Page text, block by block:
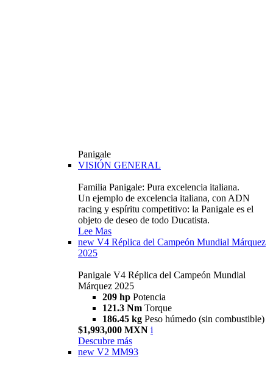
Panigale
VISIÓN GENERAL
Familia Panigale: Pura excelencia italiana.
Un ejemplo de excelencia italiana, con ADN
racing y espíritu competitivo: la Panigale es el
objeto de deseo de todo Ducatista.
Lee Mas
new V4 Réplica del Campeón Mundial Márquez
2025
Panigale V4 Réplica del Campeón Mundial
Márquez 2025
209 hp Potencia
121.3 Nm Torque
186.45 kg Peso húmedo (sin combustible)
$1,993,000 MXN i
Descubre más
new V2 MM93